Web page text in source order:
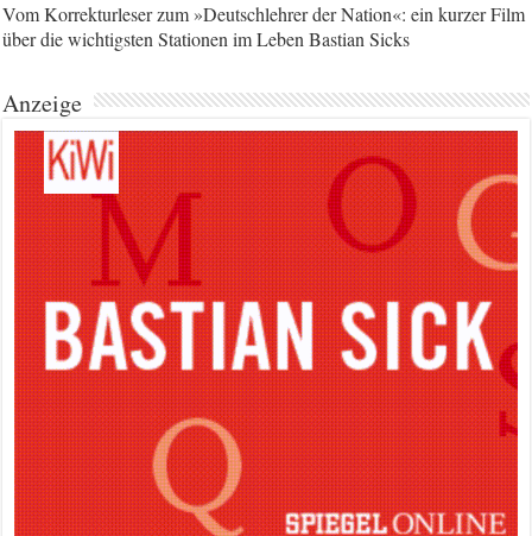
Vom Korrekturleser zum »Deutschlehrer der Nation«: ein kurzer Film
über die wichtigsten Stationen im Leben Bastian Sicks
Anzeige